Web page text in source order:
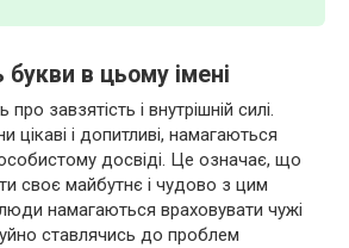
в цьому імені
про завзятість і внутрішній силі.
і допитливі, намагаються
досвіді. Це означає, що
своє майбутнє і чудово з цим
намагаються враховувати чужі
ставлячись до проблем